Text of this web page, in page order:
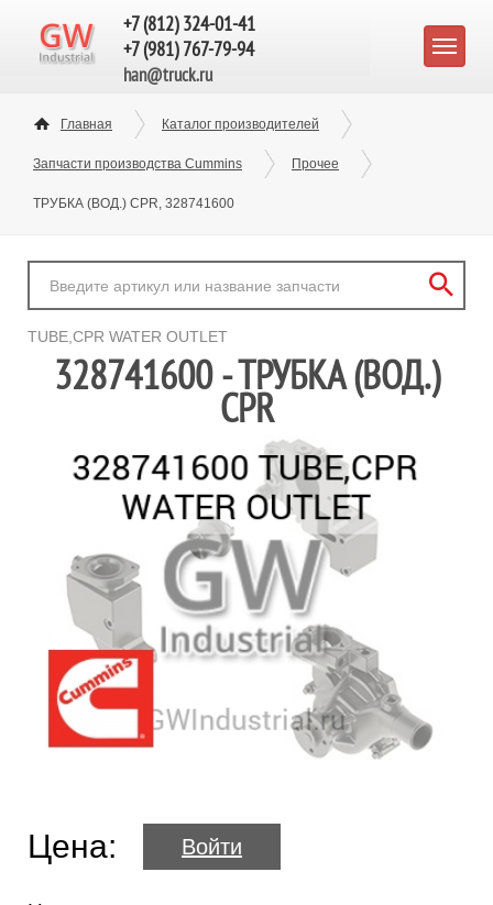
+7 (812) 324-01-41
+7 (981) 767-79-94
han@truck.ru
Главная Каталог производителей
Запчасти производства Cummins Прочее
ТРУБКА (ВОД.) CPR, 328741600
TUBE,CPR WATER OUTLET
328741600 - ТРУБКА (ВОД.)
CPR
Цена: Войти